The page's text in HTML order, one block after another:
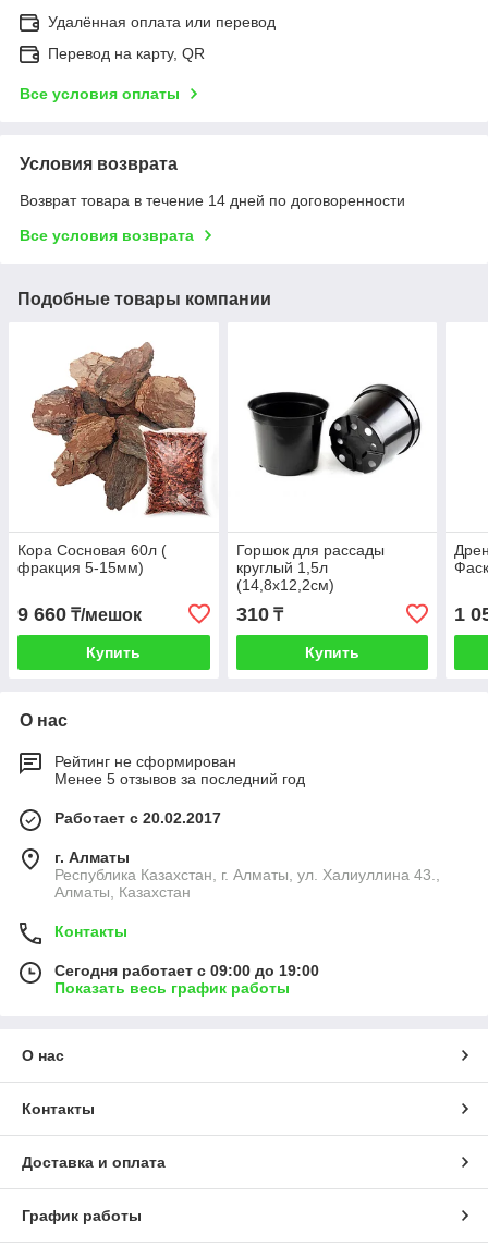
Удалённая оплата или перевод
Перевод на карту, QR
Все условия оплаты
Условия возврата
Возврат товара в течение 14 дней по договоренности
Все условия возврата
Подобные товары компании
Кора Cосновая 60л (
фракция 5-15мм)
9 660 ₸/мешок
Купить
Горшок для рассады
круглый 1,5л
(14,8х12,2см)
310₸
Купить
1
О нас
Рейтинг не сформирован
Менее 5 отзывов за последний год
Работает с 20.02.2017
г. Алматы
Республика Казахстан, г. Алматы, ул. Халиуллина 43.,
Алматы, Казахстан
Контакты
Сегодня работает с 09:00 до 19:00
Показать весь график работы
О нас
Контакты
Доставка и оплата
График работы